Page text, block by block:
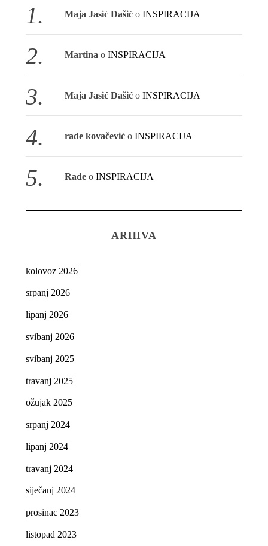
Maja Jasić Dašić oINSPIRACIJA
Martina oINSPIRACIJA
Maja Jasić Dašić oINSPIRACIJA
rade kovačević oINSPIRACIJA
Rade oINSPIRACIJA
ARHIVA
kolovoz 2026
srpanj 2026
lipanj 2026
svibanj 2026
svibanj 2025
travanj 2025
ožujak 2025
srpanj 2024
lipanj 2024
travanj 2024
siječanj 2024
prosinac 2023
listopad 2023
r